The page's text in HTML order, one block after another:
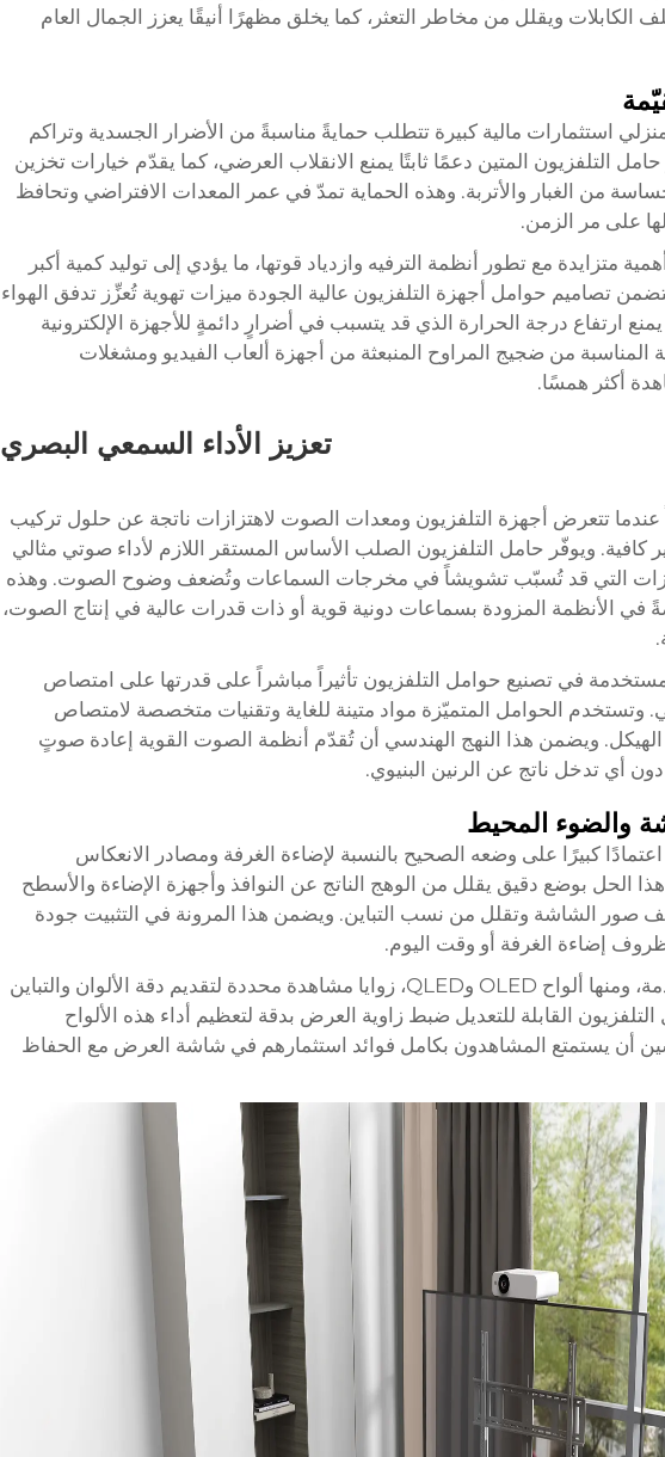
الكابلات ويقلل من مخاطر التعثر، كما يخلق مظهرًا أنيقًا يعزز الجمال العام
استثمارات مالية كبيرة تتطلب حمايةً مناسبةً من الأضرار الجسدية وتراكم
حامل التلفزيون المتين دعمًا ثابتًا يمنع الانقلاب العرضي، كما يقدّم خيارات تخزين
من الغبار والأتربة. وهذه الحماية تمدّ في عمر المعدات الافتراضي وتحافظ
على مر الزمن.
متزايدة مع تطور أنظمة الترفيه وازدياد قوتها، ما يؤدي إلى توليد كمية أكبر
تصاميم حوامل أجهزة التلفزيون عالية الجودة ميزات تهوية تُعزِّز تدفق الهواء
ارتفاع درجة الحرارة الذي قد يتسبب في أضرارٍ دائمةٍ للأجهزة الإلكترونية
المناسبة من ضجيج المراوح المنبعثة من أجهزة ألعاب الفيديو ومشغلات
أكثر همسًا.
تعزيز الأداء السمعي البصري
عندما تتعرض أجهزة التلفزيون ومعدات الصوت لاهتزازات ناتجة عن حلول تركيب
كافية. ويوفّر حامل التلفزيون الصلب الأساس المستقر اللازم لأداء صوتي مثالي
التي قد تُسبّب تشويشاً في مخرجات السماعات وتُضعف وضوح الصوت. وهذه
في الأنظمة المزودة بسماعات دونية قوية أو ذات قدرات عالية في إنتاج الصوت،
في تصنيع حوامل التلفزيون تأثيراً مباشراً على قدرتها على امتصاص
وتستخدم الحوامل المتميّزة مواد متينة للغاية وتقنيات متخصصة لامتصاص
الهيكل. ويضمن هذا النهج الهندسي أن تُقدّم أنظمة الصوت القوية إعادة صوتٍ
أي تدخل ناتج عن الرنين البنيوي.
والضوء المحيط
كبيرًا على وضعه الصحيح بالنسبة لإضاءة الغرفة ومصادر الانعكاس
الحل بوضع دقيق يقلل من الوهج الناتج عن النوافذ وأجهزة الإضاءة والأسطح
صور الشاشة وتقلل من نسب التباين. ويضمن هذا المرونة في التثبيت جودة
إضاءة الغرفة أو وقت اليوم.
تتطلب تقنيات العرض المتقدمة، ومنها ألواح OLED وQLED، زوايا مشاهدة محددة لتقديم دقة الألوان والتباين
القابلة للتعديل ضبط زاوية العرض بدقة لتعظيم أداء هذه الألواح
أن يستمتع المشاهدون بكامل فوائد استثمارهم في شاشة العرض مع الحفاظ